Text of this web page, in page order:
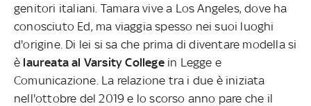
genitori italiani. Tamara vive a Los Angeles, dove ha
conosciuto Ed, ma viaggia spesso nei suoi luoghi
d'origine. Di lei si sa che prima di diventare modella si
è laureata al Varsity Collegein Legge e
Comunicazione. La relazione tra i due è iniziata
nell'ottobre del 2019 e lo scorso anno pare che il